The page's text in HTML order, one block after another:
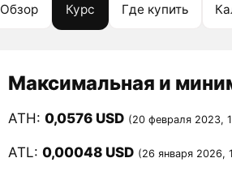
Обзор Курс Где купить
Максимальная и
ATH: 0,0576 USD (20 февраля 2023,
ATL: 0,00048 USD (26 января 2026,